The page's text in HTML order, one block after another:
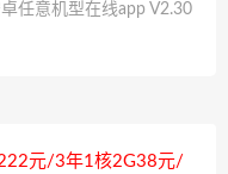
任意机型在线app V2.30
元/3年1核2G38元/